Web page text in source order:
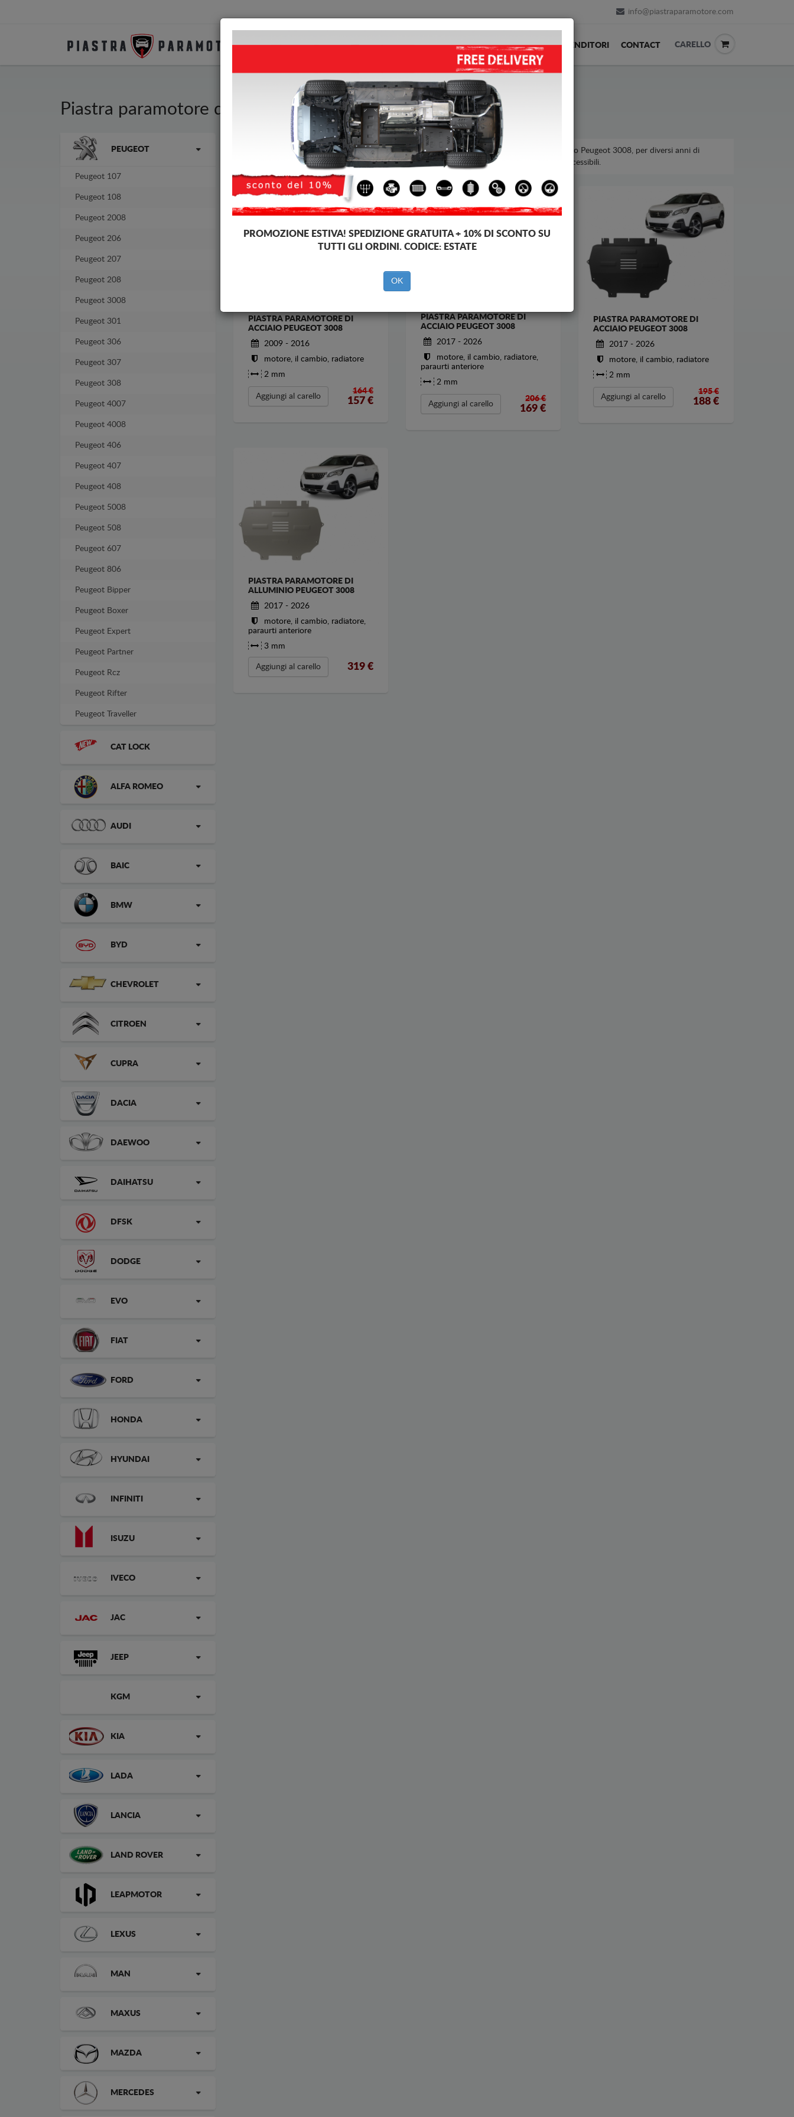
info@piastraparamotore.com
PIASTRA PARAMOTORE HOME CONSEGNARE FEEDBACK RIVENDITORI CONTACT CARELLO
Piastra paramotore di acciaio Peugeot 3008
Brands PEUGEOT
Peugeot 107
Peugeot 108
Peugeot 2008
Peugeot 206
Peugeot 207
Peugeot 208
Peugeot 3008
Peugeot 301
Peugeot 306
Peugeot 307
Peugeot 308
Peugeot 4007
Peugeot 4008
Peugeot 406
Peugeot 407
Peugeot 408
Peugeot 5008
Peugeot 508
Peugeot 607
Peugeot 806
Peugeot Bipper
Peugeot Boxer
Peugeot Expert
Peugeot Partner
Peugeot Rcz
Peugeot Rifter
Peugeot Traveller
CAT LOCK
ALFA ROMEO
AUDI
BAIC
BMW
BYD
CHEVROLET
CITROEN
CUPRA
DACIA
DAEWOO
DAIHATSU
DFSK
DODGE
EVO
FIAT
FORD
HONDA
HYUNDAI
INFINITI
ISUZU
IVECO
JAC
JEEP
KGM
KIA
LADA
LANCIA
LAND ROVER
LEAPMOTOR
LEXUS
MAN
MAXUS
MAZDA
MERCEDES
Piastra paramotore di acciaio per il motore e il cambio per veicoli Peugeot vehicles, modello Peugeot 3008, per diversi anni di
produzione. Piastra paramotore di acciaio, spessore 2-3 mm, facili da montare, a prezzi accessibili.
PIASTRA PARAMOTORE DI
ACCIAIO PEUGEOT 3008
2009 - 2016
motore, il cambio, radiatore
2 mm
Aggiungi al carello
164 €
157€
PIASTRA PARAMOTORE DI
ACCIAIO PEUGEOT 3008
2017 - 2026
motore, il cambio, radiatore,
paraurti anteriore
2 mm
Aggiungi al carello
206 €
169 €
PIASTRA PARAMOTORE DI
ACCIAIO PEUGEOT 3008
2017 - 2026
motore, il cambio, radiatore
2 mm
Aggiungi al carello
195 €
188€
PIASTRA PARAMOTORE DI
ALLUMINIO PEUGEOT 3008
2017 - 2026
motore, il cambio, radiatore,
paraurti anteriore
3 mm
Aggiungi al carello 319€
PROMOZIONE ESTIVA! SPEDIZIONE GRATUITA + 10% DI SCONTO SU
TUTTI GLI ORDINI. CODICE: ESTATE
OK